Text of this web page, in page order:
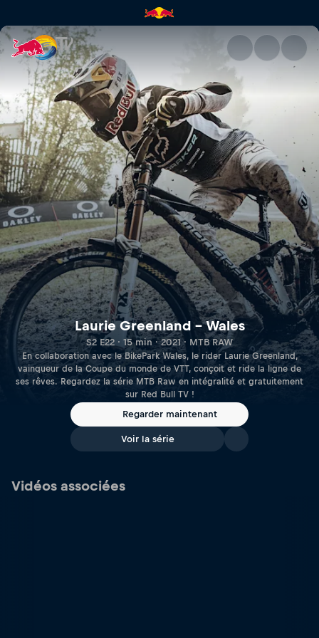
Laurie Greenland – Wales |
Laurie Greenland – Wales
S2 E22 · 15 min · 2021 · MTB RAW
En collaboration avec le BikePark Wales, le rider Laurie Greenland,
vainqueur de la Coupe du monde de VTT, conçoit et ride la ligne de
ses rêves. Regardez la série MTB Raw en intégralité et gratuitement
sur Red Bull TV !
Regarder maintenant
Voir la série
Vidéos associées